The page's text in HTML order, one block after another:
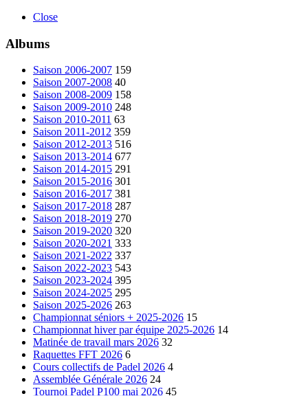
Close
Albums
Saison 2006-2007 159
Saison 2007-2008 40
Saison 2008-2009 158
Saison 2009-2010 248
Saison 2010-2011 63
Saison 2011-2012 359
Saison 2012-2013 516
Saison 2013-2014 677
Saison 2014-2015 291
Saison 2015-2016 301
Saison 2016-2017 381
Saison 2017-2018 287
Saison 2018-2019 270
Saison 2019-2020 320
Saison 2020-2021 333
Saison 2021-2022 337
Saison 2022-2023 543
Saison 2023-2024 395
Saison 2024-2025 295
Saison 2025-2026 263
Championnat séniors + 2025-2026 15
Championnat hiver par équipe 2025-2026 14
Matinée de travail mars 2026 32
Raquettes FFT 2026 6
Cours collectifs de Padel 2026 4
Assemblée Générale 2026 24
Tournoi Padel P100 mai 2026 45